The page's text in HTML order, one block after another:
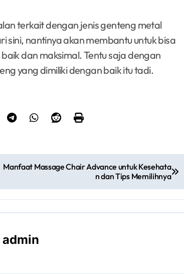
terkait dengan jenis genteng metal
sini, nantinya akan membantu untuk bisa
dan maksimal. Tentu saja dengan
yang dimiliki dengan baik itu tadi.
Manfaat Massage Chair Advance untuk Kesehata
n dan Tips Memilihnya
admin